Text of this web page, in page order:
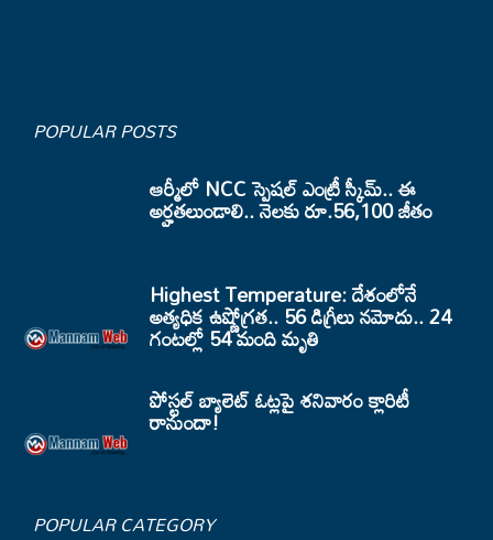
POPULAR POSTS
ఆర్మీలో NCC స్పెషల్ ఎంట్రీ స్కీమ్.. ఈ
అర్హతలుండాలి.. నెలకు రూ.56,100 జీతం
Highest Temperature: దేశంలోనే
అత్యధిక ఉష్ణోగ్రత.. 56 డిగ్రీలు నమోదు.. 24
గంటల్లో 54 మంది మృతి
పోస్టల్ బ్యాలెట్ ఓట్లపై శనివారం క్లారిటీ
రానుందా!
POPULAR CATEGORY